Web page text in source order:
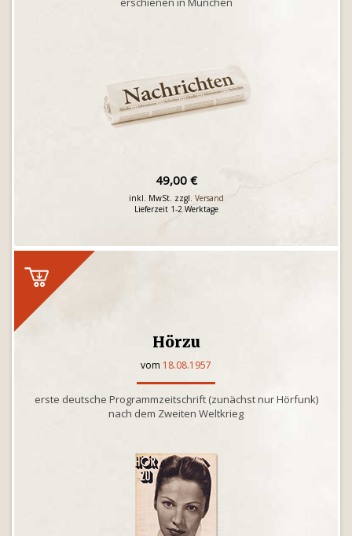
49,00 €
inkl. MwSt. zzgl. Versand
Lieferzeit 1-2 Werktage
Hörzu
vom 18.08.1957
erste deutsche Programmzeitschrift (zunächst nur Hörfunk)
nach dem Zweiten Weltkrieg